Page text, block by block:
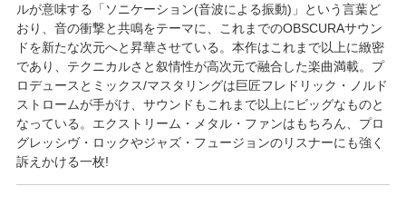
ルが意味する「ソニケーション(音波による振動)」という言葉ど
おり、音の衝撃と共鳴をテーマに、これまでのOBSCURAサウン
ドを新たな次元へと昇華させている。本作はこれまで以上に緻密
であり、テクニカルさと叙情性が高次元で融合した楽曲満載。プ
ロデュースとミックス/マスタリングは巨匠フレドリック・ノルド
ストロームが手がけ、サウンドもこれまで以上にビッグなものと
なっている。エクストリーム・メタル・ファンはもちろん、プロ
グレッシヴ・ロックやジャズ・フュージョンのリスナーにも強く
訴えかける一枚!